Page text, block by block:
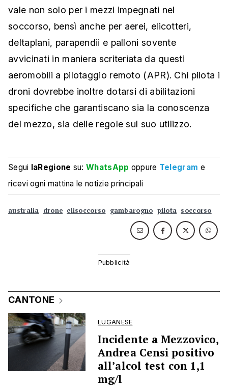
vale non solo per i mezzi impegnati nel
soccorso, bensì anche per aerei, elicotteri,
deltaplani, parapendii e palloni sovente
avvicinati in maniera scriteriata da questi
aeromobili a pilotaggio remoto (APR). Chi pilota i
droni dovrebbe inoltre dotarsi di abilitazioni
specifiche che garantiscano sia la conoscenza
del mezzo, sia delle regole sul suo utilizzo.
Segui laRegione su:WhatsApp oppure Telegram e
ricevi ogni mattina le notizie principali
australia drone elisoccorso gambarogno pilota soccorso
CANTONE
LUGANESE
Incidente a Mezzovico,
Andrea Censi positivo
all’alcol test con 1,1
mg/l